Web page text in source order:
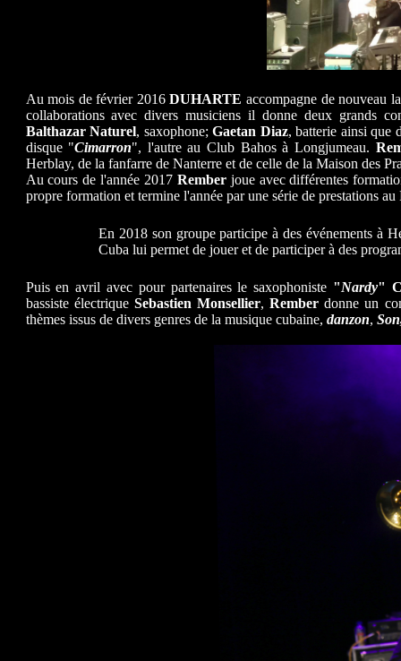
Au mois de février 2016DUHARTE accompagne de nouveau
collaborations avec divers musiciens il donne deux grands
Balthazar Naturel, saxophone; Gaetan Diaz, batterie ainsi que
disque "Cimarron", l'autre au Club Bahos à Longjumeau.
Herblay, de la fanfarre de Nanterre et de celle de la Maison des
Au cours de l'année 2017 Remberjoue avec différentes
propre formation et termine l'année par une série de prestations au
En 2018 son groupe participe à des événements à
Cuba lui permet de jouer et de participer à des
Puis en avril avec pour partenaires le saxophoniste "Nardy"
bassiste électrique Sebastien Monsellier,Rember donne un
thèmes issus de divers genres de la musique cubaine, danzon,